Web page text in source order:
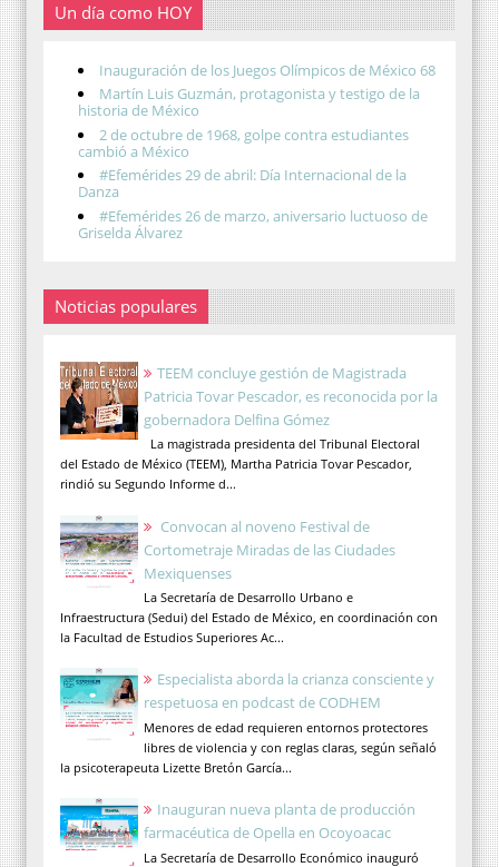
Un día como HOY
Inauguración de los Juegos Olímpicos de México 68
Martín Luis Guzmán, protagonista y testigo de la
historia de México
2 de octubre de 1968, golpe contra estudiantes
cambió a México
#Efemérides 29 de abril: Día Internacional de la
Danza
#Efemérides 26 de marzo, aniversario luctuoso de
Griselda Álvarez
Noticias populares
TEEM concluye gestión de Magistrada
Patricia Tovar Pescador, es reconocida por la
gobernadora Delfina Gómez
La magistrada presidenta del Tribunal Electoral
del Estado de México (TEEM), Martha Patricia Tovar Pescador,
rindió su Segundo Informe d...
Convocan al noveno Festival de
Cortometraje Miradas de las Ciudades
Mexiquenses
La Secretaría de Desarrollo Urbano e
Infraestructura (Sedui) del Estado de México, en coordinación con
la Facultad de Estudios Superiores Ac...
Especialista aborda la crianza consciente y
respetuosa en podcast de CODHEM
Menores de edad requieren entornos protectores
libres de violencia y con reglas claras, según señaló
la psicoterapeuta Lizette Bretón García...
Inauguran nueva planta de producción
farmacéutica de Opella en Ocoyoacac
La Secretaría de Desarrollo Económico inauguró